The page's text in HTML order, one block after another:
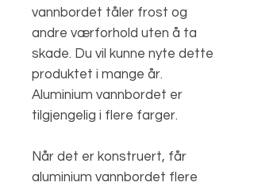
vannbordet tåler frost og
andre værforhold uten å ta
skade. Du vil kunne nyte dette
produktet i mange år.
Aluminium vannbordet er
tilgjengelig i flere farger.
Når det er konstruert, får
aluminium vannbordet flere